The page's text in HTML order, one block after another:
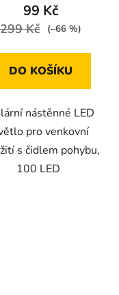
99 Kč
299 Kč (–66 %)
DO KOŠÍKU
nástěnné LED
pro venkovní
s čidlem pohybu,
100 LED